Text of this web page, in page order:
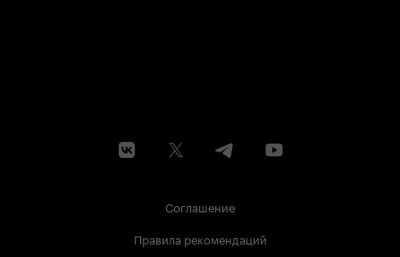
что посмотреть, и измаялись в поисках найти
все же больше расслабляет, а не напрягает. И
вкусняшки помогут вам победить любую
Соглашение
Правила рекомендаций